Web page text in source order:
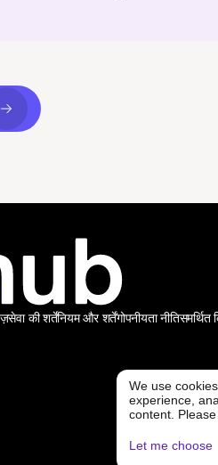
सेवा की शर्तेंनियम और शर्तेंगोपनीयता नीतिसमर्थित
We use
experience,
content.
Let me choose